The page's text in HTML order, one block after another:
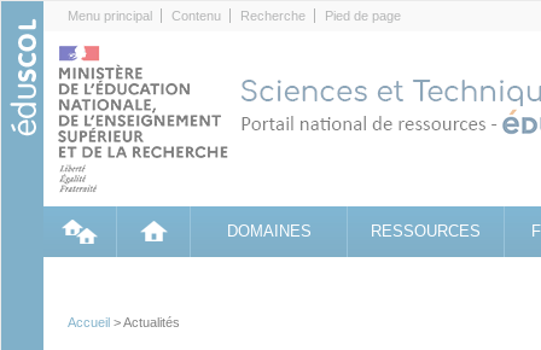
Menu principal Contenu Recherche Pied de page
DOMAINES RESSOURCES
Accueil > Actualités